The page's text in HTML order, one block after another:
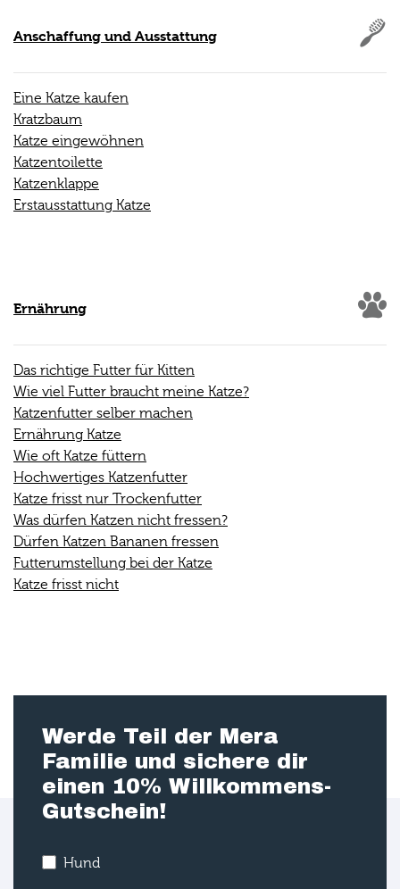
Anschaffung und Ausstattung
Eine Katze kaufen
Kratzbaum
Katze eingewöhnen
Katzentoilette
Katzenklappe
Erstausstattung Katze
Ernährung
Das richtige Futter für Kitten
Wie viel Futter braucht meine Katze?
Katzenfutter selber machen
Ernährung Katze
Wie oft Katze füttern
Hochwertiges Katzenfutter
Katze frisst nur Trockenfutter
Was dürfen Katzen nicht fressen?
Dürfen Katzen Bananen fressen
Futterumstellung bei der Katze
Katze frisst nicht
Werde Teil der Mera
Familie und sichere dir
einen 10% Willkommens-
Gutschein!
Hund